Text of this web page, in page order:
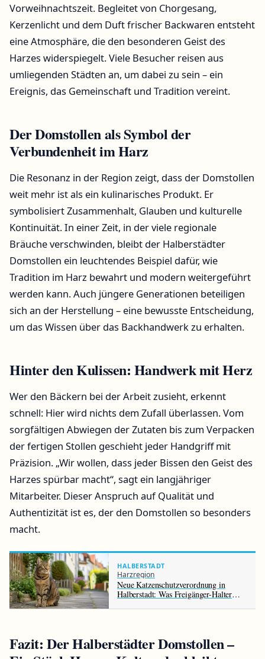
Vorweihnachtszeit. Begleitet von Chorgesang,
Kerzenlicht und dem Duft frischer Backwaren entsteht
eine Atmosphäre, die den besonderen Geist des
Harzes widerspiegelt. Viele Besucher reisen aus
umliegenden Städten an, um dabei zu sein – ein
Ereignis, das Gemeinschaft und Tradition vereint.
Der Domstollen als Symbol der
Verbundenheit im Harz
Die Resonanz in der Region zeigt, dass der Domstollen
weit mehr ist als ein kulinarisches Produkt. Er
symbolisiert Zusammenhalt, Glauben und kulturelle
Kontinuität. In einer Zeit, in der viele regionale
Bräuche verschwinden, bleibt der Halberstädter
Domstollen ein leuchtendes Beispiel dafür, wie
Tradition im Harz bewahrt und modern weitergeführt
werden kann. Auch jüngere Generationen beteiligen
sich an der Herstellung – eine bewusste Entscheidung,
um das Wissen über das Backhandwerk zu erhalten.
Hinter den Kulissen: Handwerk mit Herz
Wer den Bäckern bei der Arbeit zusieht, erkennt
schnell: Hier wird nichts dem Zufall überlassen. Vom
sorgfältigen Abwiegen der Zutaten bis zum Verpacken
der fertigen Stollen geschieht jeder Handgriff mit
Präzision. „Wir wollen, dass jeder Bissen den Geist des
Harzes spürbar macht“, sagt ein langjähriger
Mitarbeiter. Dieser Anspruch auf Qualität und
Authentizität ist es, der den Domstollen so besonders
macht.
HALBERSTADT
Harzregion
Neue Katzenschutzverordnung in
Halberstadt: Was Freigänger-Halter
Fazit: Der Halberstädter Domstollen –